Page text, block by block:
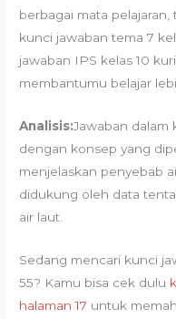
berbagai mata pelajaran,
kunci jawaban tema 7
jawaban IPS kelas 10
membantumu belajar
Analisis:Jawaban dalam
dengan konsep yang
menjelaskan penyebab
didukung oleh data
air laut.
Sedang mencari kunci
55? Kamu bisa cek dulu
halaman 17 untuk